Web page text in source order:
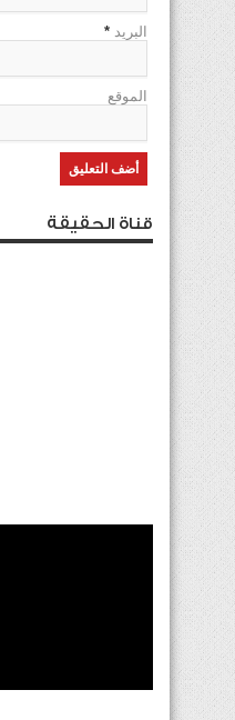
البريد *
الموقع
قناة الحقيقة